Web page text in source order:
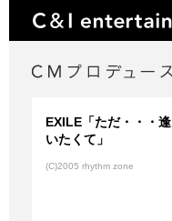
EXILE「ただ・・・逢
いたくて」
(C)2005 rhythm zone